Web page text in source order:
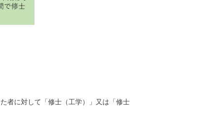
者に対して「修士（工学）」又は「修士